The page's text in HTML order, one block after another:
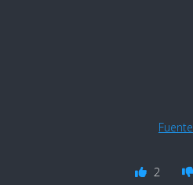
Fuente
2